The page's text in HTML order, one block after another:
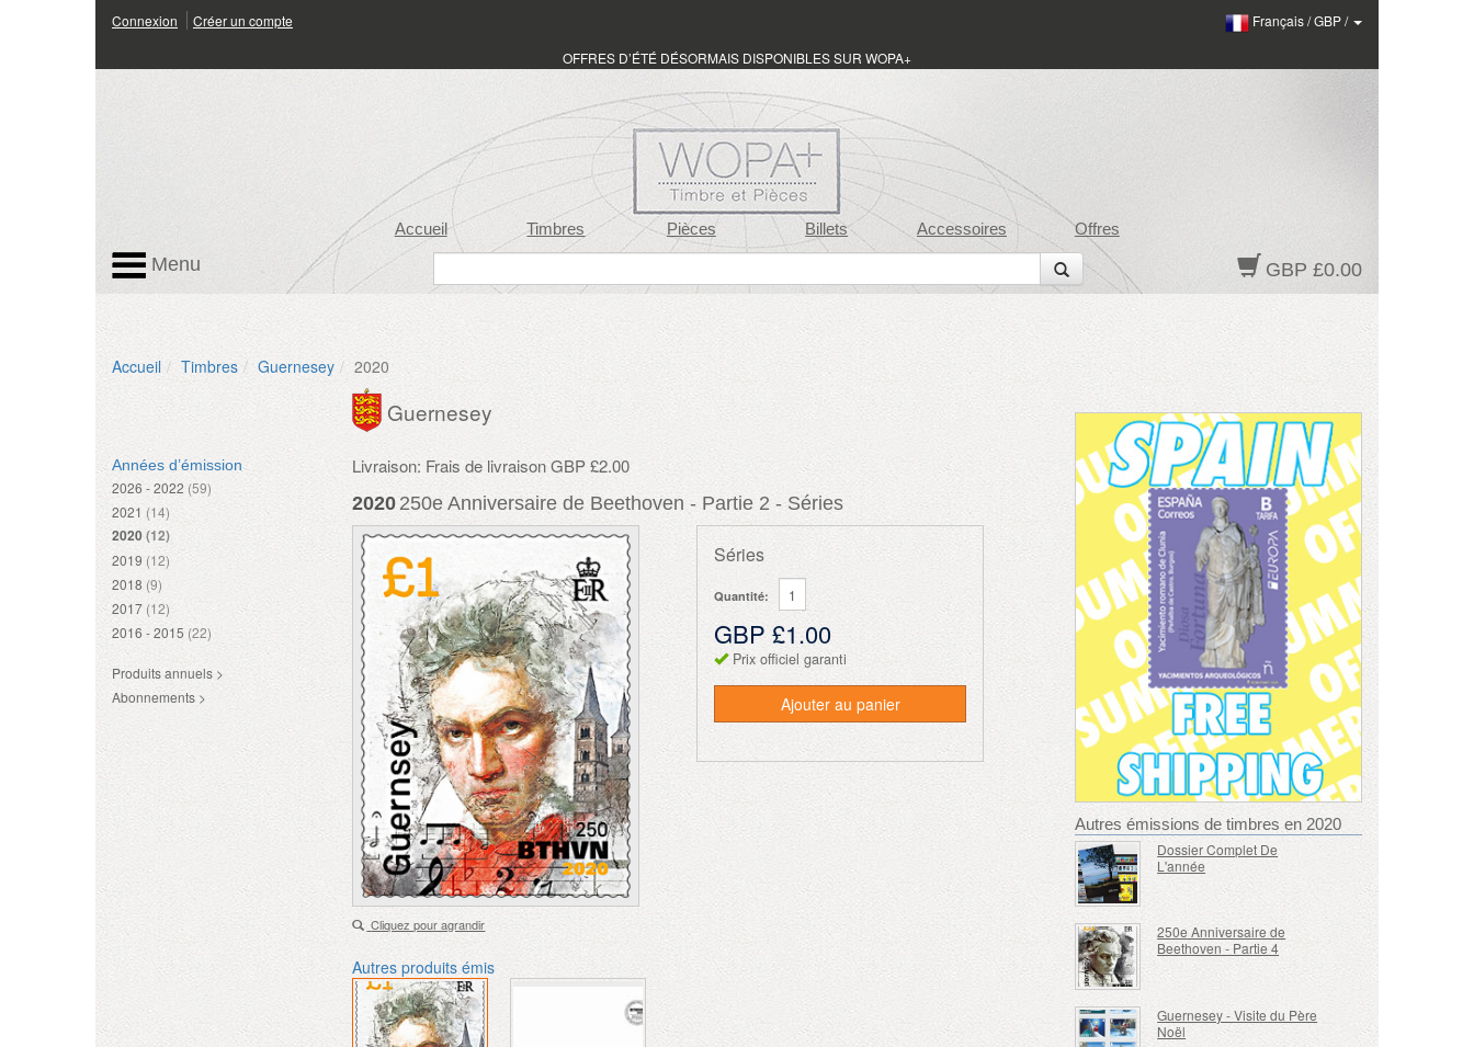
Connexion Créer un compte Français/GBP/
OFFRES D’ÉTÉ DÉSORMAIS DISPONIBLES SUR WOPA+
Accueil Timbres Pièces Billets Accessoires Offres
GBP £0.00
Menu
Accueil Timbres Guernesey 2020
Années d’émission
2026 - 2022 (59)
2021 (14)
2020(12)
2019 (12)
2018 (9)
2017 (12)
2016 - 2015 (22)
Produits annuels >
Abonnements >
Guernesey
Livraison: Frais de livraison GBP £2.00
2020 250e Anniversaire de Beethoven - Partie 2 - Séries
Cliquez pour agrandir
Séries
Quantité:
GBP £1.00
Prix officiel garanti
Ajouter au panier
Autres produits émis
Autres émissions de timbres en 2020
Dossier Complet De
L'année
250e Anniversaire de
Beethoven - Partie 4
Guernesey - Visite du Père
Noël